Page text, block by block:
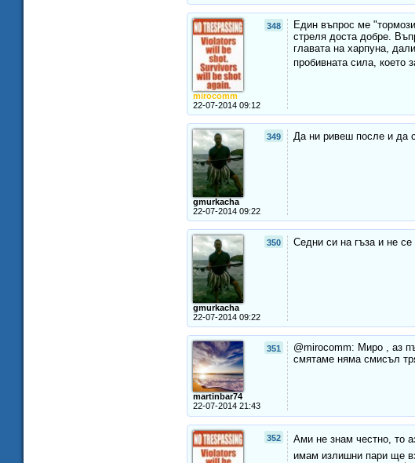
348
mirocomm
22-07-2014 09:12
Един въпрос ме
стреля доста добре.
главата на харпуна,
пробивната сила, което
349
gmurkacha
22-07-2014 09:22
Да ни ривеш после и да
350
gmurkacha
22-07-2014 09:22
Седни си на гъза и не се
351
martinbar74
22-07-2014 21:43
@mirocomm: Миро , аз
смятаме няма смисъл
352 Ами не знам честно, то
имам излишни пари ще